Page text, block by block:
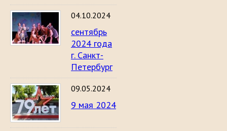
04.10.2024
сентябрь
2024 года
г. Санкт-
Петербург
09.05.2024
9 мая 2024